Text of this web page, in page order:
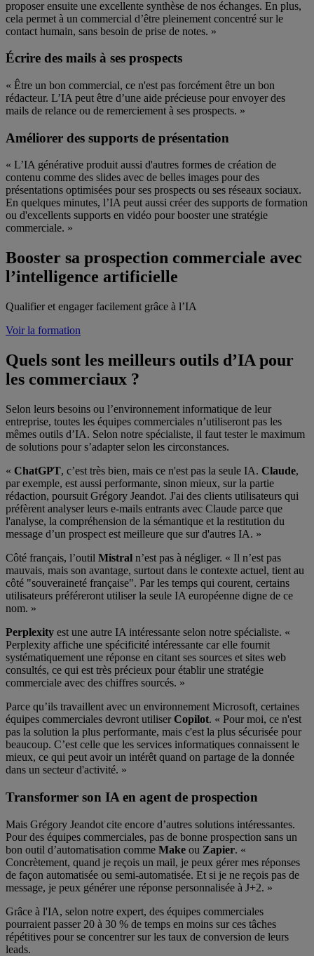
proposer ensuite une excellente synthèse de nos échanges. En plus,
cela permet à un commercial d’être pleinement concentré sur le
contact humain, sans besoin de prise de notes. »
Écrire des mails à ses prospects
« Être un bon commercial, ce n'est pas forcément être un bon
rédacteur. L’IA peut être d’une aide précieuse pour envoyer des
mails de relance ou de remerciement à ses prospects. »
Améliorer des supports de présentation
« L’IA générative produit aussi d'autres formes de création de
contenu comme des slides avec de belles images pour des
présentations optimisées pour ses prospects ou ses réseaux sociaux.
En quelques minutes, l’IA peut aussi créer des supports de formation
ou d'excellents supports en vidéo pour booster une stratégie
commerciale. »
Booster sa prospection commerciale avec
l’intelligence artificielle
Qualifier et engager facilement grâce à l’IA
Voir la formation
Quels sont les meilleurs outils d’IA pour
les commerciaux ?
Selon leurs besoins ou l’environnement informatique de leur
entreprise, toutes les équipes commerciales n’utiliseront pas les
mêmes outils d’IA. Selon notre spécialiste, il faut tester le maximum
de solutions pour s’adapter selon les circonstances.
« ChatGPT, c’est très bien, mais ce n'est pas la seule IA. Claude,
par exemple, est aussi performante, sinon mieux, sur la partie
rédaction, poursuit Grégory Jeandot. J'ai des clients utilisateurs qui
préfèrent analyser leurs e-mails entrants avec Claude parce que
l'analyse, la compréhension de la sémantique et la restitution du
message d’un prospect est meilleure que sur d'autres IA. »
Côté français, l’outil Mistral n’est pas à négliger. « Il n’est pas
mauvais, mais son avantage, surtout dans le contexte actuel, tient au
côté "souveraineté française". Par les temps qui courent, certains
utilisateurs préféreront utiliser la seule IA européenne digne de ce
nom. »
Perplexity est une autre IA intéressante selon notre spécialiste. «
Perplexity affiche une spécificité intéressante car elle fournit
systématiquement une réponse en citant ses sources et sites web
consultés, ce qui est très précieux pour établir une stratégie
commerciale avec des chiffres sourcés. »
Parce qu’ils travaillent avec un environnement Microsoft, certaines
équipes commerciales devront utiliserCopilot. « Pour moi, ce n'est
pas la solution la plus performante, mais c'est la plus sécurisée pour
beaucoup. C’est celle que les services informatiques connaissent le
mieux, ce qui peut avoir un intérêt quand on partage de la donnée
dans un secteur d'activité. »
Transformer son IA en agent de prospection
Mais Grégory Jeandot cite encore d’autres solutions intéressantes.
Pour des équipes commerciales, pas de bonne prospection sans un
bon outil d’automatisation comme Make ou Zapier. «
Concrètement, quand je reçois un mail, je peux gérer mes réponses
de façon automatisée ou semi-automatisée. Et si je ne reçois pas de
message, je peux générer une réponse personnalisée à J+2. »
Grâce à l'IA, selon notre expert, des équipes commerciales
pourraient passer 20 à 30 % de temps en moins sur ces tâches
répétitives pour se concentrer sur les taux de conversion de leurs
leads.